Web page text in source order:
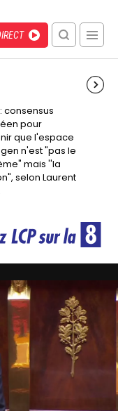
Menu
recherche
mobile
consensus
pour
que l'espace
n'est "pas le
mais ''la
selon Laurent